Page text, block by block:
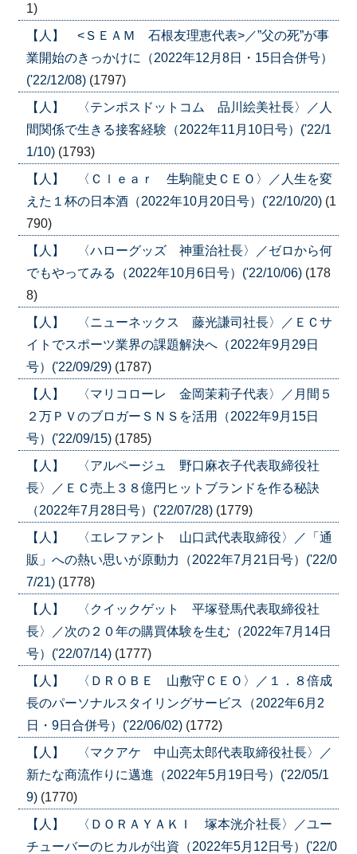
1)
【人】 <ＳＥＡＭ 石根友理恵代表>／”父の死”が事
業開始のきっかけに（2022年12月8日・15日合併号）
('22/12/08) (1797)
【人】 〈テンポスドットコム 品川絵美社長〉／人
間関係で生きる接客経験（2022年11月10日号）('22/1
1/10) (1793)
【人】 〈Ｃｌｅａｒ 生駒龍史ＣＥＯ〉／人生を変
えた１杯の日本酒（2022年10月20日号）('22/10/20) (1
790)
【人】 〈ハローグッズ 神重治社長〉／ゼロから何
でもやってみる（2022年10月6日号）('22/10/06) (178
8)
【人】 〈ニューネックス 藤光謙司社長〉／ＥＣサ
イトでスポーツ業界の課題解決へ（2022年9月29日
号）('22/09/29) (1787)
【人】 〈マリコローレ 金岡茉莉子代表〉／月間５
２万ＰＶのブロガーＳＮＳを活用（2022年9月15日
号）('22/09/15) (1785)
【人】 〈アルページュ 野口麻衣子代表取締役社
長〉／ＥＣ売上３８億円ヒットブランドを作る秘訣
（2022年7月28日号）('22/07/28) (1779)
【人】 〈エレファント 山口武代表取締役〉／「通
販」への熱い思いが原動力（2022年7月21日号）('22/0
7/21) (1778)
【人】 〈クイックゲット 平塚登馬代表取締役社
長〉／次の２０年の購買体験を生む（2022年7月14日
号）('22/07/14) (1777)
【人】 〈ＤＲＯＢＥ 山敷守ＣＥＯ〉／１．８倍成
長のパーソナルスタイリングサービス（2022年6月2
日・9日合併号）('22/06/02) (1772)
【人】 〈マクアケ 中山亮太郎代表取締役社長〉／
新たな商流作りに邁進（2022年5月19日号）('22/05/1
9) (1770)
【人】 〈ＤＯＲＡＹＡＫＩ 塚本洸介社長〉／ユー
チューバーのヒカルが出資（2022年5月12日号）('22/0